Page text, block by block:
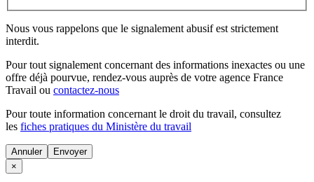
Nous vous rappelons que le signalement abusif est strictement
interdit.
Pour tout signalement concernant des informations inexactes ou une
offre déjà pourvue, rendez-vous auprès de votre agence France
Travail ou contactez-nous
Pour toute information concernant le droit du travail, consultez
les fiches pratiques du Ministère du travail
Annuler
×